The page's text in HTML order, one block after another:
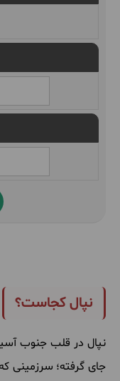
نپال کجاست؟
نپال در قلب جنوب
جای گرفته؛ سرزمینی